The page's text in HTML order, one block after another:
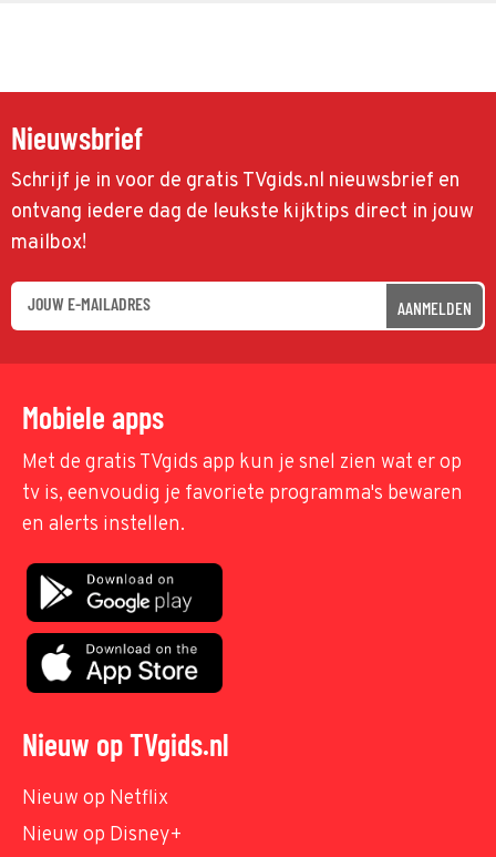
Nieuwsbrief
Schrijf je in voor de gratis TVgids.nl nieuwsbrief en
ontvang iedere dag de leukste kijktips direct in jouw
mailbox!
AANMELDEN
Mobiele apps
Met de gratis TVgids app kun je snel zien wat er op
tv is, eenvoudig je favoriete programma's bewaren
en alerts instellen.
Nieuw op TVgids.nl
Nieuw op Netflix
Nieuw op Disney+